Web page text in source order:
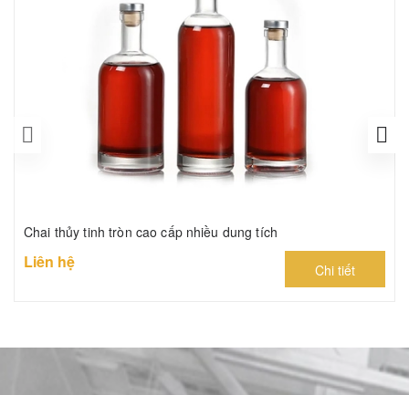
Chai thủy tinh tròn cao cấp nhiều dung tích
Liên hệ Chi tiết